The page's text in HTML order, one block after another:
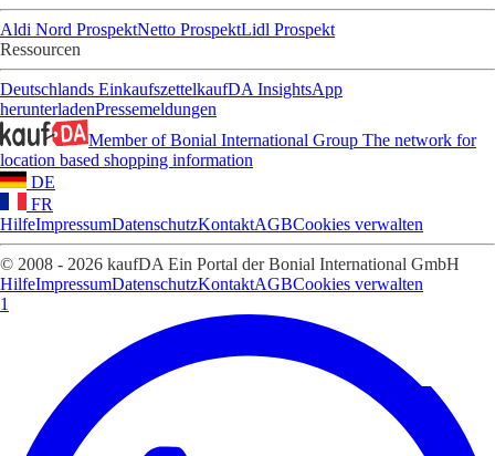
Aldi Nord ProspektNetto ProspektLidl Prospekt
Ressourcen
Deutschlands EinkaufszettelkaufDA InsightsApp
herunterladenPressemeldungen
Member of Bonial International Group The network for
location based shopping information
DE
FR
HilfeImpressumDatenschutzKontaktAGBCookies verwalten
© 2008 - 2026 kaufDA Ein Portal der Bonial International GmbH
HilfeImpressumDatenschutzKontaktAGBCookies verwalten
1